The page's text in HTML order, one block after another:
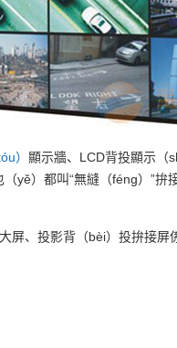
） 顯示牆、LCD背投顯示（
yě）都叫“無縫（féng）”
屏、投影背（bèi）投拚接屏